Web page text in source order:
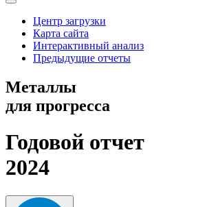
Центр загрузки
Карта сайта
Интерактивный анализ
Предыдущие отчеты
Металлы
для прогресса
Годовой отчет
2024